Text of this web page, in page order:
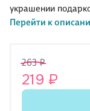
украшении
Идеальный выбор
праздника
творческих
Перейти к
263 ₽
219 ₽